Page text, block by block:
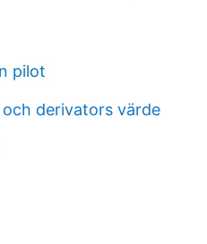
pilot
derivators värde